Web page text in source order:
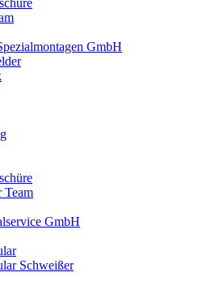
GmbH
Team
GmbH
Schweißer